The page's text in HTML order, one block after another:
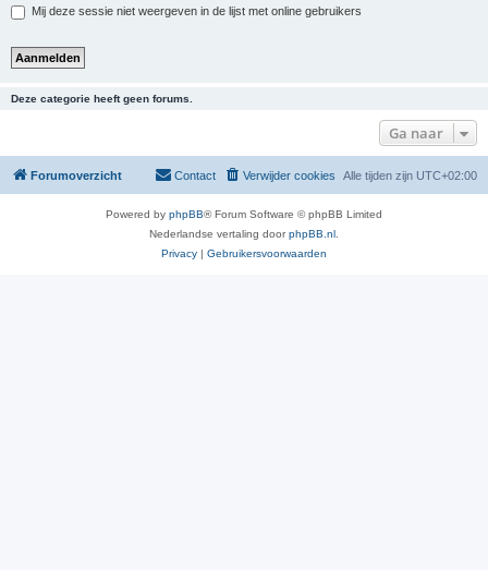
Mij deze sessie niet weergeven in de lijst met online gebruikers
Deze categorie heeft geen forums.
Ga naar
Forumoverzicht Alle tijden zijn UTC+02:00
Verwijder cookies
Contact
Powered by phpBB® Forum Software © phpBB Limited
Nederlandse vertaling doorphpBB.nl
Privacy | Gebruikersvoorwaarden